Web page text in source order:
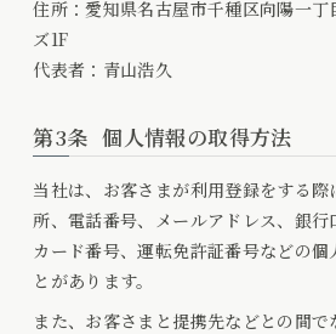
住所：愛知県名古屋市千種区向陽一丁
ズ1F
代表者：青山浩久
第3条 個人情報の取得方法
当社は、お客さまが利用登録をする際
所、電話番号、メールアドレス、銀行
カード番号、運転免許証番号などの個
とがあります。
また、お客さまと提携先などとの間